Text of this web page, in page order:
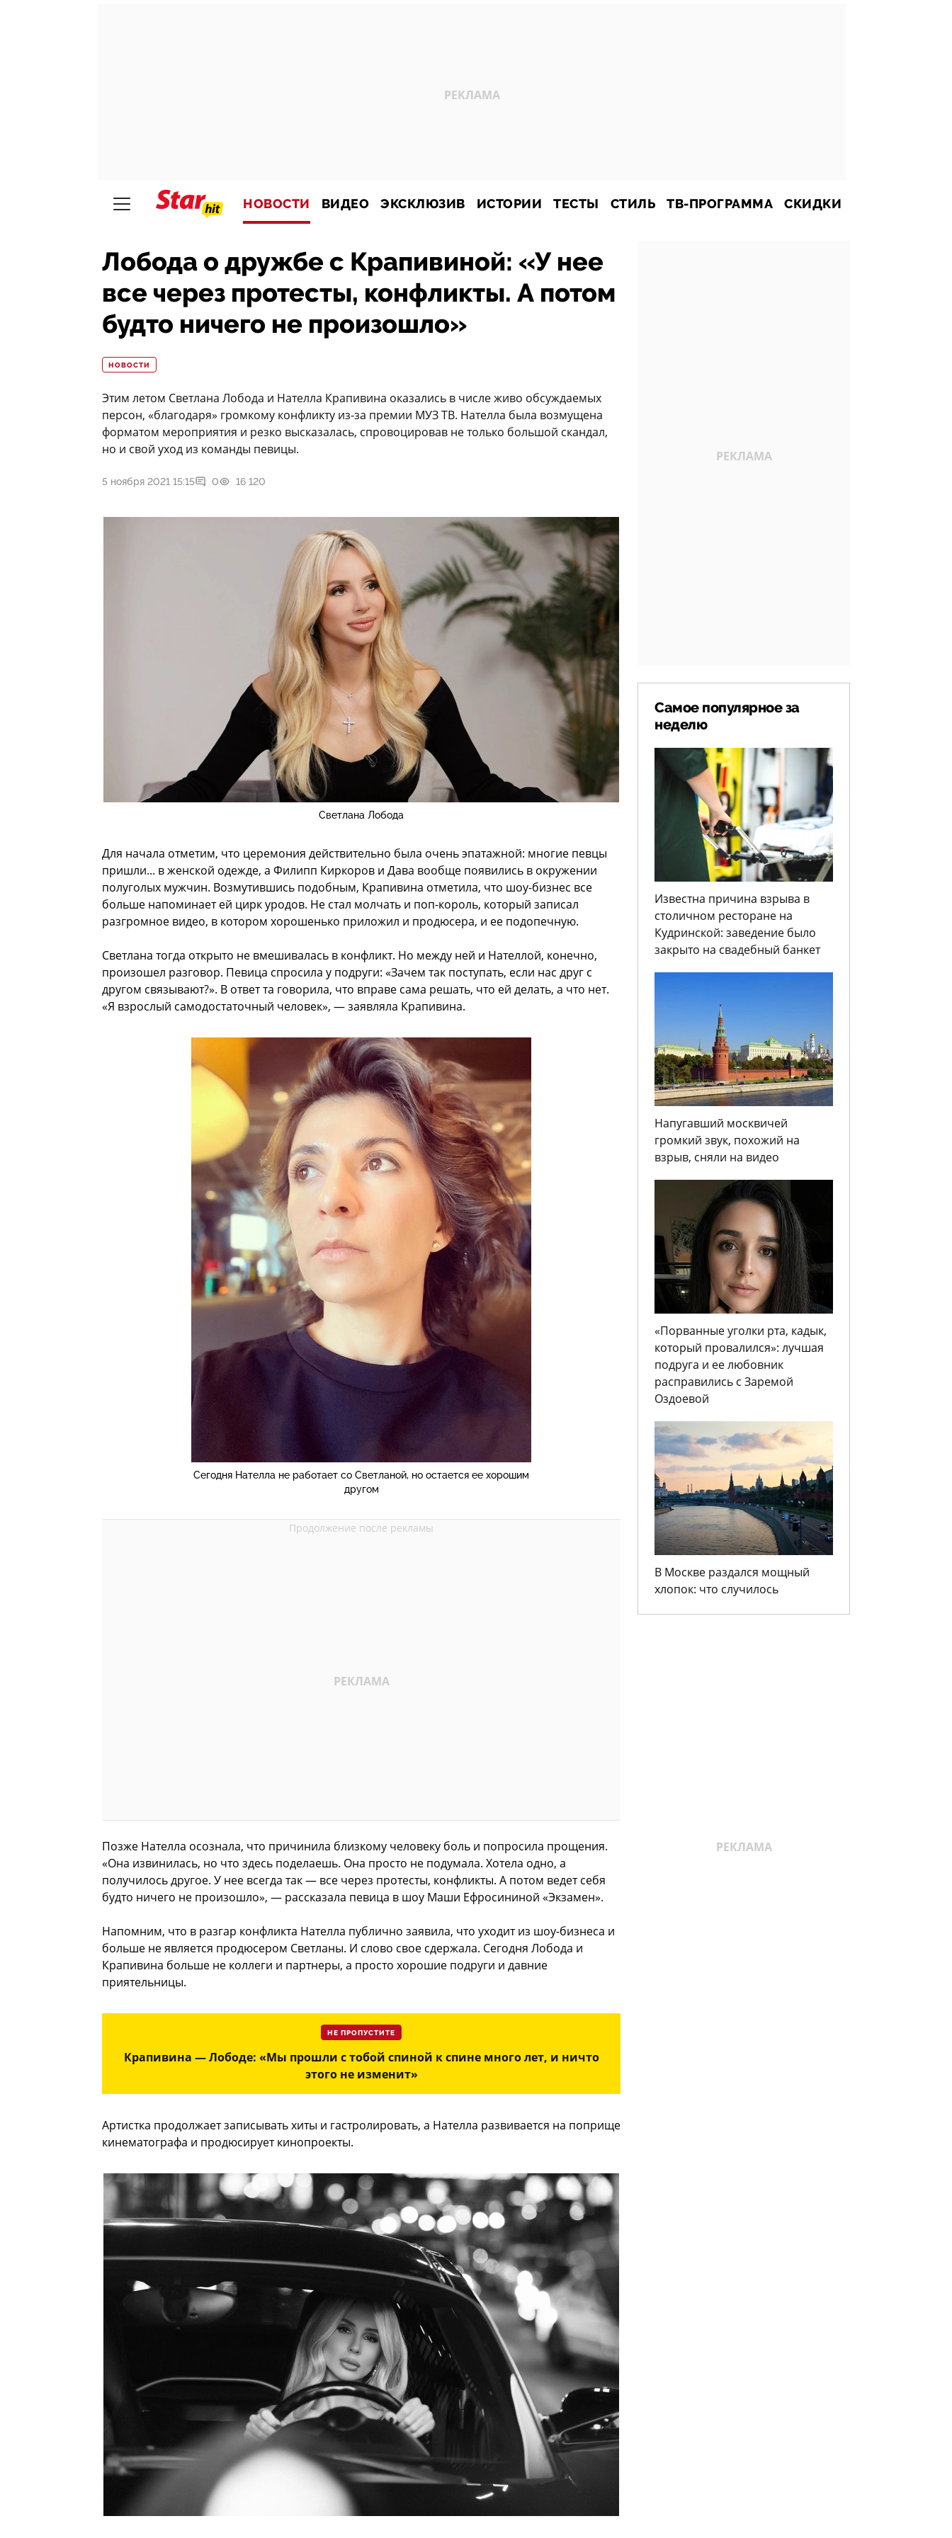
НОВОСТИ ВИДЕО ЭКСКЛЮЗИВ ИСТОРИИ ТЕСТЫ СТИЛЬ ТВ-ПРОГРАММА СКИДКИ
Лобода о дружбе с Крапивиной: «У нее
все через протесты, конфликты. А потом
будто ничего не произошло»
НОВОСТИ
Этим летом Светлана Лобода и Нателла Крапивина оказались в числе живо обсуждаемых
персон, «благодаря» громкому конфликту из-за премии МУЗ ТВ. Нателла была возмущена
форматом мероприятия и резко высказалась, спровоцировав не только большой скандал,
но и свой уход из команды певицы.
5 ноября 2021 15:15 0 16 120
Светлана Лобода
Для начала отметим, что церемония действительно была очень эпатажной: многие певцы
пришли... в женской одежде, а Филипп Киркоров и Дава вообще появились в окружении
полуголых мужчин. Возмутившись подобным, Крапивина отметила, что шоу-бизнес все
больше напоминает ей цирк уродов. Не стал молчать и поп-король, который записал
разгромное видео, в котором хорошенько приложил и продюсера, и ее подопечную.
Светлана тогда открыто не вмешивалась в конфликт. Но между ней и Нателлой, конечно,
произошел разговор. Певица спросила у подруги: «Зачем так поступать, если нас друг с
другом связывают?». В ответ та говорила, что вправе сама решать, что ей делать, а что нет.
«Я взрослый самодостаточный человек», — заявляла Крапивина.
Сегодня Нателла не работает со Светланой, но остается ее хорошим
другом
Позже Нателла осознала, что причинила близкому человеку боль и попросила прощения.
«Она извинилась, но что здесь поделаешь. Она просто не подумала. Хотела одно, а
получилось другое. У нее всегда так — все через протесты, конфликты. А потом ведет себя
будто ничего не произошло», — рассказала певица в шоу Маши Ефросининой «Экзамен».
Напомним, что в разгар конфликта Нателла публично заявила, что уходит из шоу-бизнеса и
больше не является продюсером Светланы. И слово свое сдержала. Сегодня Лобода и
Крапивина больше не коллеги и партнеры, а просто хорошие подруги и давние
приятельницы.
НЕ ПРОПУСТИТЕ
Крапивина — Лободе: «Мы прошли с тобой спиной к спине много лет, и ничто
этого не изменит»
Артистка продолжает записывать хиты и гастролировать, а Нателла развивается на поприще
кинематографа и продюсирует кинопроекты.
Самое популярное за
неделю
Известна причина взрыва в
столичном ресторане на
Кудринской: заведение было
закрыто на свадебный банкет
Напугавший москвичей
громкий звук, похожий на
взрыв, сняли на видео
«Порванные уголки рта, кадык,
который провалился»: лучшая
подруга и ее любовник
расправились с Заремой
Оздоевой
В Москве раздался мощный
хлопок: что случилось